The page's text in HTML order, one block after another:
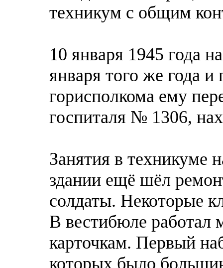
техникум с общим
10 января 1945 года
января того же года и
горисполкома ему
госпиталя № 1306,
Занятия в техникуме
здании ещё шёл
солдаты. Некоторые
В вестибюле работал
карточкам. Первый
которых было